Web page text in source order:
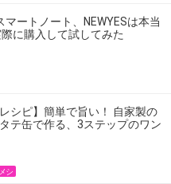
ートノート、NEWYESは本当
に購入して試してみた
シピ】簡単で旨い！ 自家製の
テ缶で作る、3ステップのワン
シ